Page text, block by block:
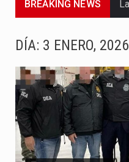
BREAKING NEWS
DÍA: 3 ENERO, 2026